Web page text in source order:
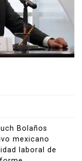
Bolaños
mexicano
laboral de